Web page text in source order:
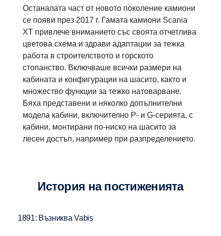
Останалата част от новото поколение камиони
се появи през 2017 г. Гамата камиони Scania
XT привлече вниманието със своята отчетлива
цветова схема и здрави адаптации за тежка
работа в строителството и горското
стопанство. Включваше всички размери на
кабината и конфигурации на шасито, както и
множество функции за тежко натоварване.
Бяха представени и няколко допълнителни
модела кабини, включително P- и G-серията, с
кабини, монтирани по-ниско на шасито за
лесен достъп, например при разпределението.
История на постиженията
1891: Възниква Vabis